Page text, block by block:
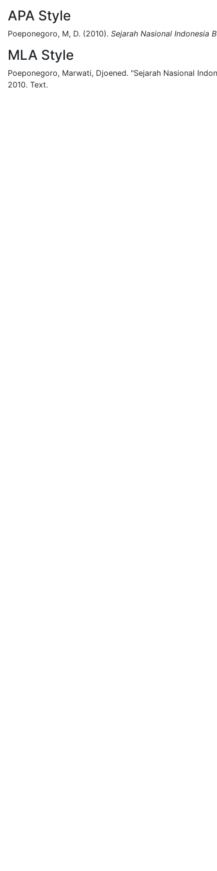
APA Style
Poeponegoro, M, D. (2010). Sejarah Nasional Indonesia
MLA Style
Poeponegoro, Marwati, Djoened. "Sejarah Nasional
2010. Text.